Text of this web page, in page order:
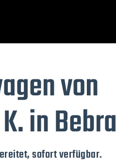
von
in Bebra
sofort verfügbar.